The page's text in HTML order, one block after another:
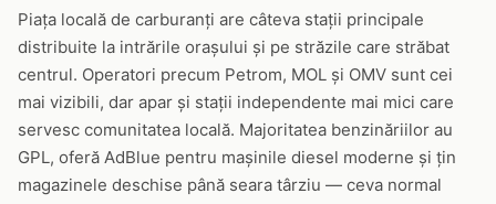
Piața locală de carburanți are câteva stații principale
distribuite la intrările orașului și pe străzile care străbat
centrul. Operatori precum Petrom, MOL și OMV sunt cei
mai vizibili, dar apar și stații independente mai mici care
servesc comunitatea locală. Majoritatea benzinăriilor au
GPL, oferă AdBlue pentru mașinile diesel moderne și țin
magazinele deschise până seara târziu — ceva normal